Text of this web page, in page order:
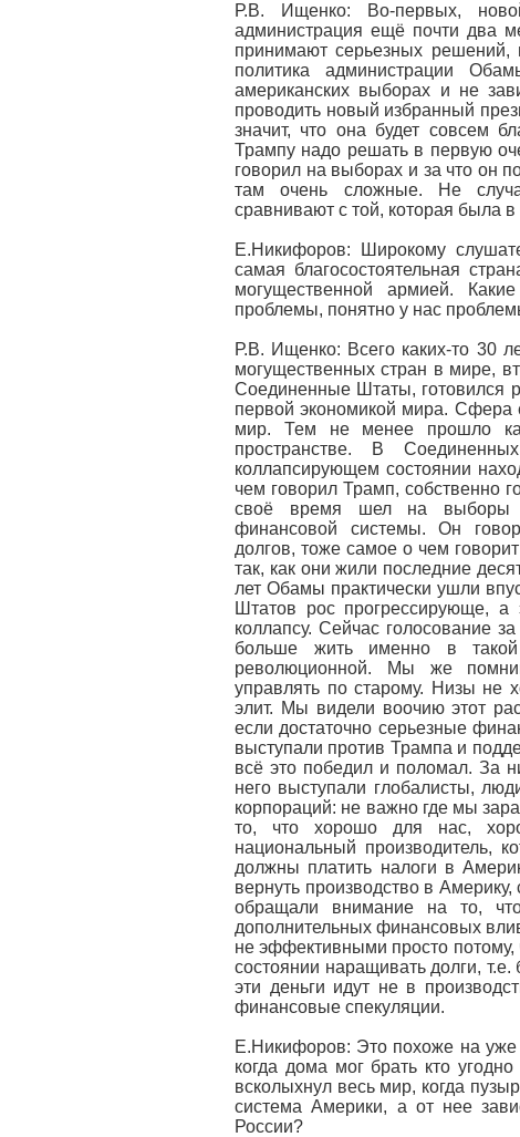
Р.В. Ищенко: Во-первых,
администрация ещё почти два
принимают серьезных
политика администрации
американских выборах и не
проводить новый избранный
значит, что она будет совсем
Трампу надо решать в первую
говорил на выборах и за что он
там очень сложные. Не
сравнивают с той, которая была
Е.Никифоров: Широкому
самая благосостоятельная
могущественной армией.
проблемы, понятно у нас
Р.В. Ищенко: Всего каких-то 30
могущественных стран в мире,
Соединенные Штаты, готовился
первой экономикой мира. Сфера
мир. Тем не менее прошло
пространстве. В
коллапсирующем состоянии
чем говорил Трамп, собственно
своё время шел на выборы
финансовой системы. Он
долгов, тоже самое о чем
так, как они жили последние
лет Обамы практически ушли
Штатов рос прогрессирующе,
коллапсу. Сейчас голосование
больше жить именно в
революционной. Мы же
управлять по старому. Низы не
элит. Мы видели воочию этот
если достаточно серьезные
выступали против Трампа и
всё это победил и поломал. За
него выступали глобалисты,
корпораций: не важно где мы
то, что хорошо для нас,
национальный производитель,
должны платить налоги в
вернуть производство в
обращали внимание на то,
дополнительных финансовых
не эффективными просто потому,
состоянии наращивать долги,
эти деньги идут не в
финансовые спекуляции.
Е.Никифоров: Это похоже на уже
когда дома мог брать кто
всколыхнул весь мир, когда
система Америки, а от нее
России?